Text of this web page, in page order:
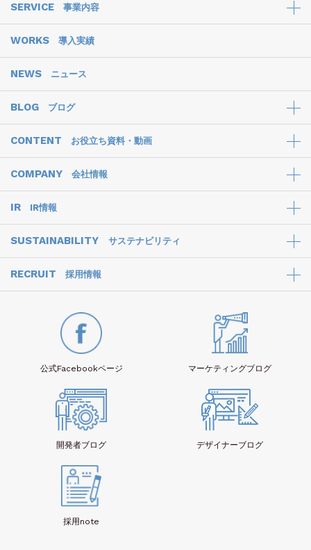
SERVICE 事業内容
WORKS 導入実績
NEWS ニュース
BLOG ブログ
CONTENT お役立ち資料・動画
COMPANY 会社情報
IR IR情報
SUSTAINABILITY サステナビリティ
RECRUIT 採用情報
公式Facebookページ マーケティングブログ
開発者ブログ デザイナーブログ
採用note